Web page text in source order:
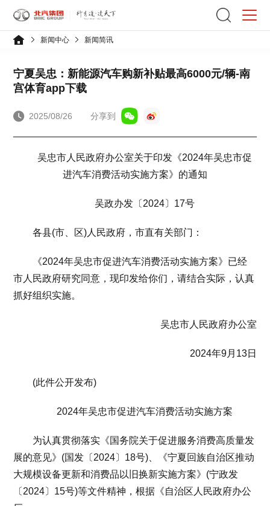
新闻中心 新闻简讯
宁夏吴忠：新能源汽车购新补贴最高6000元/辆-南
宫体育app下载
2025/08/26 分享到
吴忠市人民政府办公室关于印发《2024年吴忠市促
进汽车消费活动实施方案》的通知
吴政办发〔2024〕17号
各县(市、区)人民政府，市直有关部门：
《2024年吴忠市促进汽车消费活动实施方案》已经
市人民政府研究同意，现印发给你们，请结合实际，认真
抓好组织实施。
吴忠市人民政府办公室
2024年9月13日
(此件公开发布)
2024年吴忠市促进汽车消费活动实施方案
为认真贯彻落实《国务院关于促进服务消费高质量发
展的意见》(国发〔2024〕18号)、《宁夏回族自治区推动
大规模设备更新和消费品以旧换新实施方案》(宁政发
〔2024〕15号)等文件精神，根据《自治区人民政府办公